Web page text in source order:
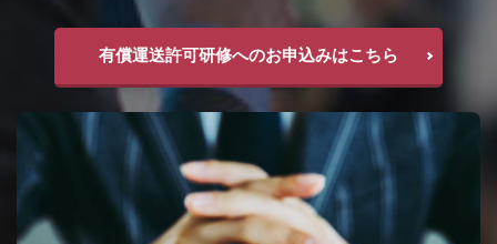
有償運送許可研修へのお申込みはこちら